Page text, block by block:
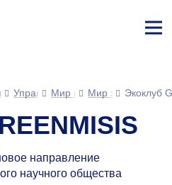
ине
Управление развития
Мир возможностей
Мир защитыЭкоклуб
направление
научного общества